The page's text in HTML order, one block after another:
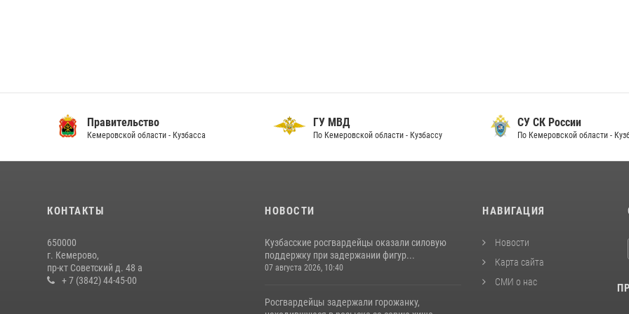
Правительство
Кемеровской области - Кузбасса
ГУ МВД
По Кемеровской области - Кузбассу
СУ СК России
По Кемеровской области -
КОНТАКТЫ
650000
г. Кемерово,
пр-кт Советский д. 48 а
+ 7 (3842) 44-45-00
НОВОСТИ
Кузбасские росгвардейцы оказали силовую
поддержку при задержании фигур...
07 августа 2026, 10:40
Росгвардейцы задержали горожанку,
НАВИГАЦИЯ
Новости
Карта сайта
СМИ о нас